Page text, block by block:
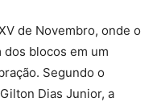
de Novembro, onde o
dos blocos em um
Segundo o
Dias Junior, a